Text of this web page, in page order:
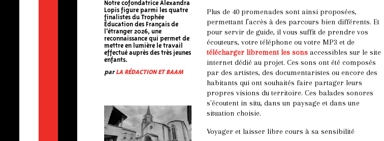
Notre cofondatrice Alexandra
Lopis figure parmi les quatre
finalistes du Trophée
Éducation des Français de
l'étranger 2026, une
reconnaissance qui permet de
mettre en lumière le travail
effectué auprès des très jeunes
enfants.
parLA RÉDACTION ET BAAM
Plus de 40 promenades sont ainsi proposées,
permettant l’accès à des parcours bien différents. Et
pour servir de guide, il vous suffit de prendre vos
écouteurs, votre téléphone ou votre MP3 et de
télécharger librement les sons accessibles sur le site
internet dédié au projet. Ces sons ont été composés
par des artistes, des documentaristes ou encore des
habitants qui ont souhaités faire partager leurs
propres visions du territoire. Ces balades sonores
s'écoutent in situ, dans un paysage et dans une
situation choisie.
Voyager et laisser libre cours à sa sensibilité